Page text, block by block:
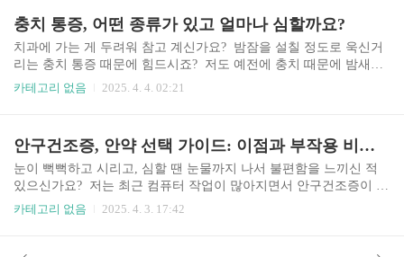
함께 알아보고 손목 건강을 지켜봐요! 손목 통증의 주요 원인은 무
엇일까요? 손목 통증의 원인은 다양합니다. 가장 흔한 원인은 과도
한 사용입니다. 컴퓨터 작업이나 스마트폰 사용, 뜨개질, 악기 연주
등 손목을 반복적으로 사용하는 활동은 손목에 무리를 주어 통증을
유발할 수 있습니다. 특히 장시간 같은 자세로 작업..
충치 통증, 어떤 종류가 있고 얼마나 심할까요?
치과에 가는 게 두려워 참고 계신가요? 밤잠을 설칠 정도로 욱신거
리는 충치 통증 때문에 힘드시죠? 저도 예전에 충치 때문에 밤새도
록 고생했던 기억이 떠오르네요. 뜨겁거나 차가운 음식을 먹을 때마
책을 알려드리겠습니다. 충치 통증의 원인은 무엇일까요? 충치는 충
치균이 음식물 찌꺼기와 반응하여 치아 표면에 플라크를 형성하면
서 시작된다고 합니다. 이 플라크가 치아의 법랑질을 서서히 녹이
고, 안쪽으로 진행하면서 치수(신경)까지 손상시키게 되는데요. 치
수가 손상되면 염증과 통증이 발생하게 됩니다. 단순히 차갑거..
카테고리 없음 2025. 4. 4. 02:21
안구건조증, 안약 선택 가이드: 이점과 부작용 비교분석
눈이 뻑뻑하고 시리고, 심할 땐 눈물까지 나서 불편함을 느끼신 적
있으신가요? 저는 최근 컴퓨터 작업이 많아지면서 안구건조증이 심
해져서 정말 힘들었어요. 눈이 침침하고 답답한 느낌에 일의 효율도
분께 도움이 될 만한 정보를 공유해 드리고자 합니다. 안구건조증 안
카테고리 없음 2025. 4. 3. 17:42